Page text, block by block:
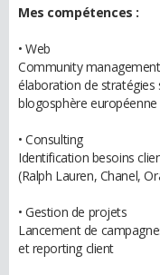
Mes compétences :
• Web
Community
élaboration de stratégies
blogosphère européenne
• Consulting
Identification besoins
(Ralph Lauren, Chanel,
• Gestion de projets
Lancement de
et reporting client